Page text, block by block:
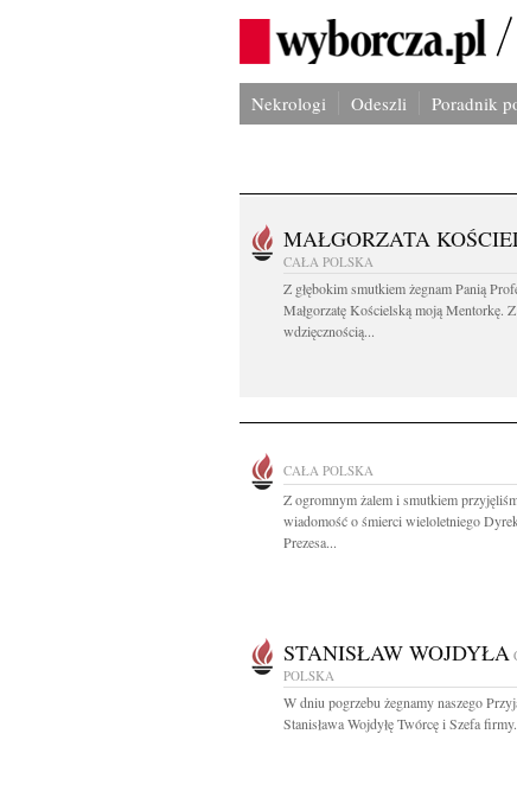
Nekrologi Odeszli Poradnik
MAŁGORZATA
CAŁA POLSKA
Z głębokim smutkiem żegnam Panią
Małgorzatę Kościelską moją Mentorkę. Z
wdzięcznością...
CAŁA POLSKA
Z ogromnym żalem i smutkiem
wiadomość o śmierci wieloletniego
Prezesa...
STANISŁAW WOJDYŁA
POLSKA
W dniu pogrzebu żegnamy naszego
Stanisława Wojdyłę Twórcę i Szefa